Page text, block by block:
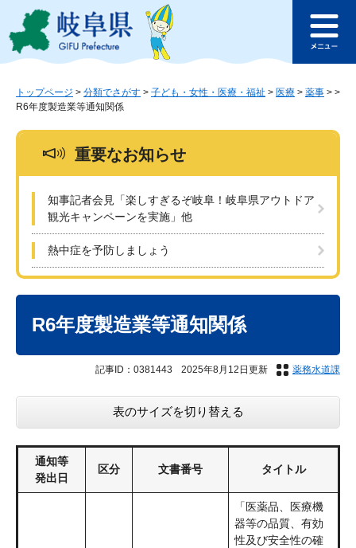
ジ
ュ
このページの本文へ
ュ
トップページ > 分類でさがす > 子ども・女性・医療・福祉 > 医療 > 薬事 > >
R6年度製造業等通知関係
重要なお知らせ
知事記者会見「楽しすぎるぞ岐阜！岐阜県アウトドア
観光キャンペーンを実施」他
熱中症を予防しましょう
R6年度製造業等通知関係
記事ID：0381443 2025年8月12日更新 薬務水道課
表のサイズを切り替える
通知等
発出日
区分 文書番号 タイトル
「医薬品、医療機
器等の品質、有効
性及び安全性の確